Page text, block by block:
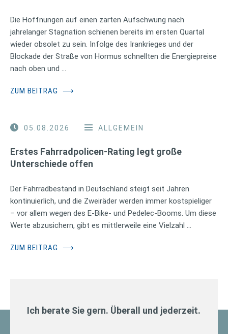
Die Hoffnungen auf einen zarten Aufschwung nach
jahrelanger Stagnation schienen bereits im ersten Quartal
wieder obsolet zu sein. Infolge des Irankrieges und der
Blockade der Straße von Hormus schnellten die Energiepreise
nach oben und …
ZUM BEITRAG ⟶
05.08.2026 ALLGEMEIN
Erstes Fahrradpolicen-Rating legt große
Unterschiede offen
Der Fahrradbestand in Deutschland steigt seit Jahren
kontinuierlich, und die Zweiräder werden immer kostspieliger
– vor allem wegen des E-Bike- und Pedelec-Booms. Um diese
Werte abzusichern, gibt es mittlerweile eine Vielzahl …
ZUM BEITRAG ⟶
Ich berate Sie gern. Überall und jederzeit.